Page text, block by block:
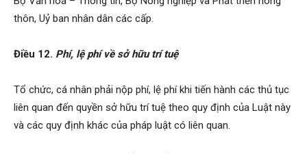
thôn, Uỷ ban nhân dân các cấp.
Điều 12. Phí, lệ phí về sở hữu trí tuệ
Tổ chức, cá nhân phải nộp phí, lệ phí khi tiến hành các thủ tục
liên quan đến quyền sở hữu trí tuệ theo quy định của Luật này
và các quy định khác của pháp luật có liên quan.